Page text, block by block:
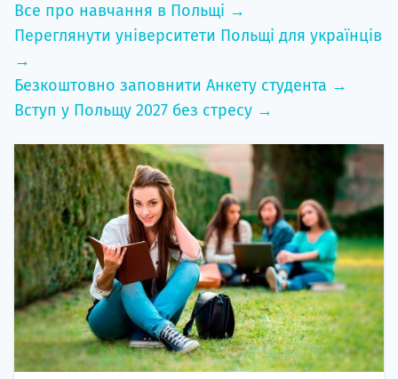
Все про навчання в Польщі →
Переглянути університети Польщі для українців
→
Безкоштовно заповнити Анкету студента →
Вступ у Польщу 2027 без стресу →